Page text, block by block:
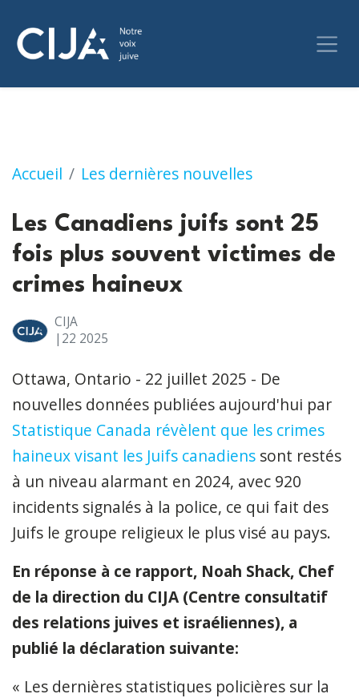
Accueil Les dernières nouvelles
Les Canadiens juifs sont 25 fois plus
Les Canadiens juifs sont 25
fois plus souvent victimes de
crimes haineux
CIJA
|22 2025
Ottawa, Ontario - 22 juillet 2025 - De
nouvelles données publiées aujourd'hui par
Statistique Canada révèlent que les crimes
haineux visant les Juifs canadiens sont restés
à un niveau alarmant en 2024, avec 920
incidents signalés à la police, ce qui fait des
Juifs le groupe religieux le plus visé au pays.
En réponse à ce rapport, Noah Shack, Chef
de la direction du CIJA (Centre consultatif
des relations juives et israéliennes), a
publié la déclaration suivante:
« Les dernières statistiques policières sur la